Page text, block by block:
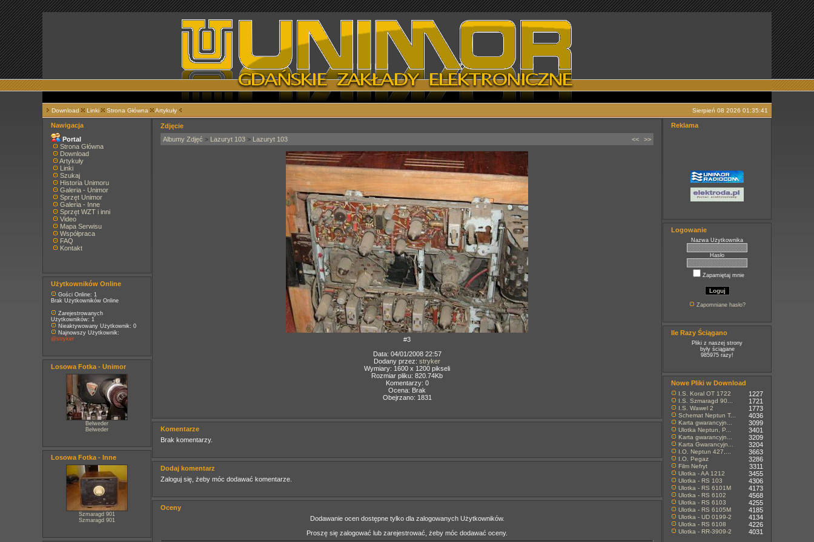
Download Linki Strona Główna Artykuły Sierpień 08 2026 01:35:41
Nawigacja
Portal
Strona Główna
Download
Artykuły
Linki
Szukaj
Historia Unimoru
Galeria - Unimor
Sprzęt Unimor
Galeria - Inne
Sprzęt WZT i inni
Video
Mapa Serwisu
Współpraca
FAQ
Kontakt
Użytkowników Online
Gości Online: 1
Brak Użytkowników Online
Zarejestrowanych
Użytkowników: 1
Nieaktywowany Użytkownik: 0
Najnowszy Użytkownik:
@stryker
Losowa Fotka - Unimor
Belweder
Belweder
Losowa Fotka - Inne
Szmaragd 901
Szmaragd 901
Zdjęcie
Albumy Zdjęć > Lazuryt 103 > Lazuryt 103 << >>
#3
Data: 04/01/2008 22:57
Dodany przez: stryker
Wymiary: 1600 x 1200 pikseli
Rozmiar pliku: 820.74Kb
Komentarzy: 0
Ocena: Brak
Obejrzano: 1831
Komentarze
Brak komentarzy.
Dodaj komentarz
Zaloguj się, żeby móc dodawać komentarze.
Oceny
Dodawanie ocen dostępne tylko dla zalogowanych Użytkowników.
Proszę się zalogować lub zarejestrować, żeby móc dodawać oceny.
Reklama
Logowanie
Nazwa Użytkownika
Hasło
Zapamiętaj mnie
Zapomniane hasło?
Ile Razy Ściągano
Pliki z naszej strony
były ściągane
985975 razy!
Nowe Pliki w Download
I.S. Koral OT 1722 1227
I.S. Szmaragd 90... 1721
I.S. Wawel 2 1773
Schemat Neptun T... 4036
Karta gwarancyjn... 3099
Ulotka Neptun, P... 3401
Karta gwarancyjn... 3209
Karta Gwarancyjn... 3204
I.O. Neptun 427,... 3663
I.O. Pegaz 3286
Film Nefryt 3311
Ulotka - AA 1212 3455
Ulotka - RS 103 4306
Ulotka - RS 6101M 4173
Ulotka - RS 6102 4568
Ulotka - RS 6103 4255
Ulotka - RS 6105M 4185
Ulotka - UD 0199-2 4134
Ulotka - RS 6108 4226
Ulotka - RR-3909-2 4031